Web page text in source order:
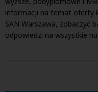
informacji na temat oferty
SAN Warszawa, zobaczyć
odpowiedzi na wszystkie